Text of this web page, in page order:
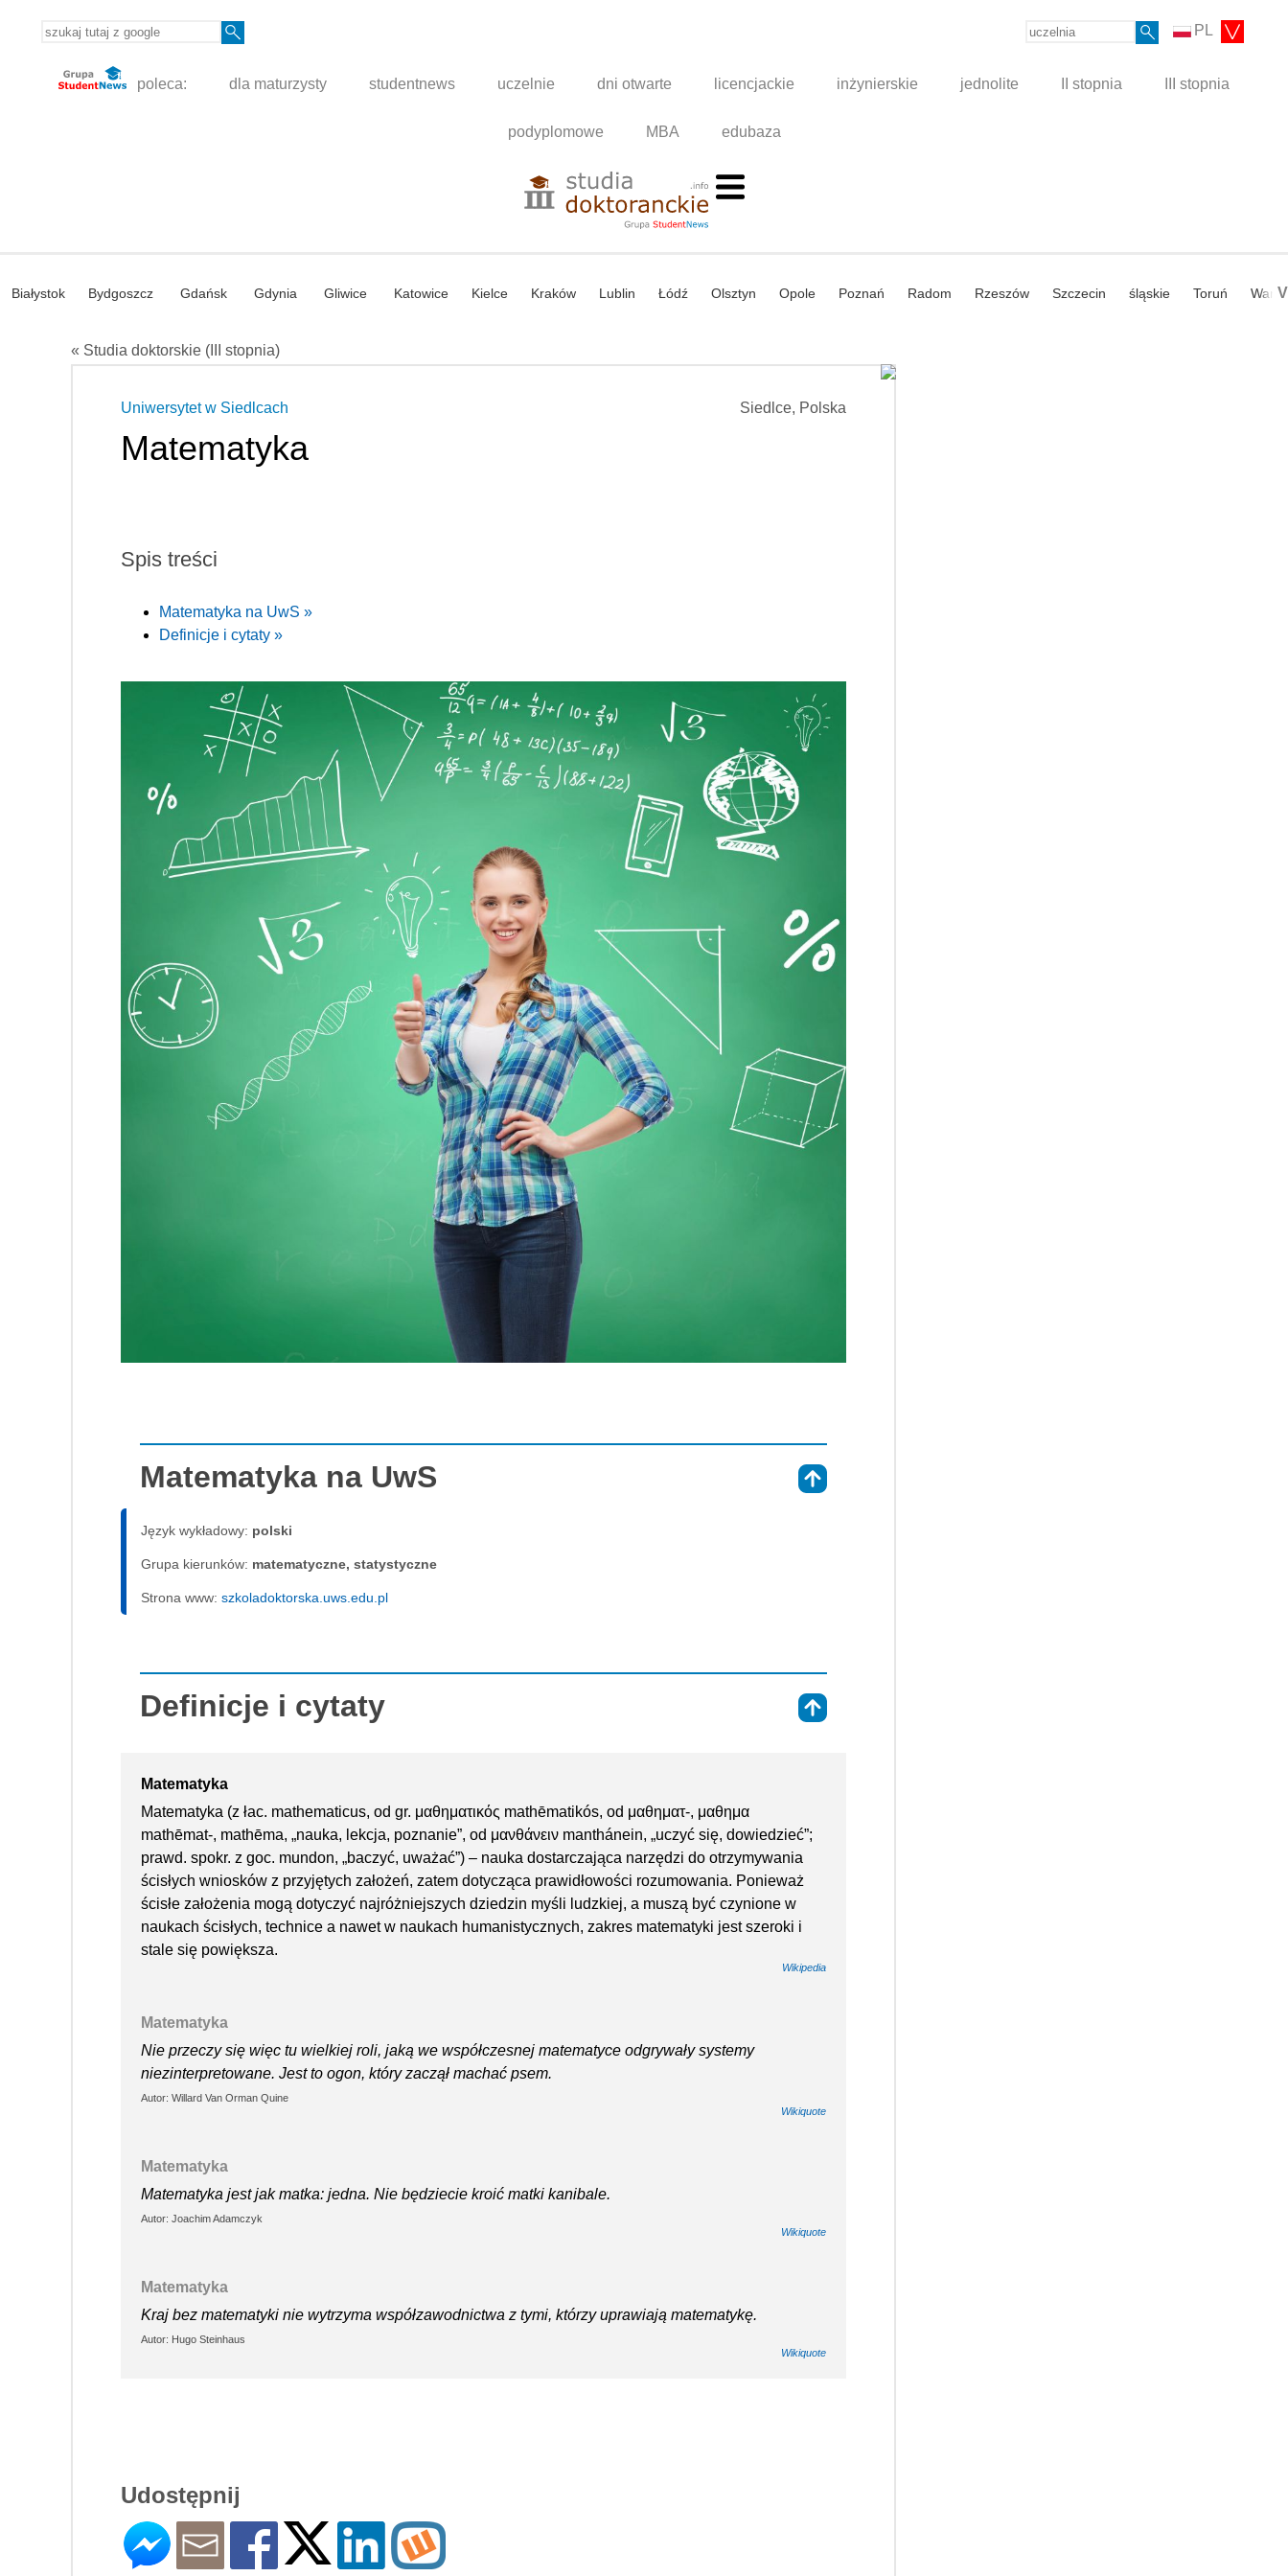
PL
poleca: dla maturzysty studentnews uczelnie dni otwarte licencjackie inżynierskie jednolite II stopnia III stopnia
podyplomowe MBA edubaza
Białystok Bydgoszcz Gdańsk Gdynia Gliwice Katowice Kielce Kraków Lublin Łódź Olsztyn Opole Poznań Radom Rzeszów Szczecin śląskie Toruń V
« Studia doktorskie (III stopnia)
Siedlce, Polska
Uniwersytet w Siedlcach
Matematyka
Spis treści
Matematyka na UwS »
Definicje i cytaty »
Matematyka na UwS
Język wykładowy: polski
Grupa kierunków: matematyczne, statystyczne
Strona www: szkoladoktorska.uws.edu.pl
Definicje i cytaty
Matematyka
Matematyka (z łac. mathematicus, od gr. μαθηματικός mathēmatikós, od μαθηματ-, μαθημα
mathēmat-, mathēma, „nauka, lekcja, poznanie”, od μανθάνειν manthánein, „uczyć się, dowiedzieć”;
prawd. spokr. z goc. mundon, „baczyć, uważać”) – nauka dostarczająca narzędzi do otrzymywania
ścisłych wniosków z przyjętych założeń, zatem dotycząca prawidłowości rozumowania. Ponieważ
ścisłe założenia mogą dotyczyć najróżniejszych dziedzin myśli ludzkiej, a muszą być czynione w
naukach ścisłych, technice a nawet w naukach humanistycznych, zakres matematyki jest szeroki i
stale się powiększa.
Wikipedia
Matematyka
Nie przeczy się więc tu wielkiej roli, jaką we współczesnej matematyce odgrywały systemy
niezinterpretowane. Jest to ogon, który zaczął machać psem.
Autor: Willard Van Orman Quine
Wikiquote
Matematyka
Matematyka jest jak matka: jedna. Nie będziecie kroić matki kanibale.
Autor: Joachim Adamczyk
Wikiquote
Matematyka
Kraj bez matematyki nie wytrzyma współzawodnictwa z tymi, którzy uprawiają matematykę.
Autor: Hugo Steinhaus
Wikiquote
Udostępnij